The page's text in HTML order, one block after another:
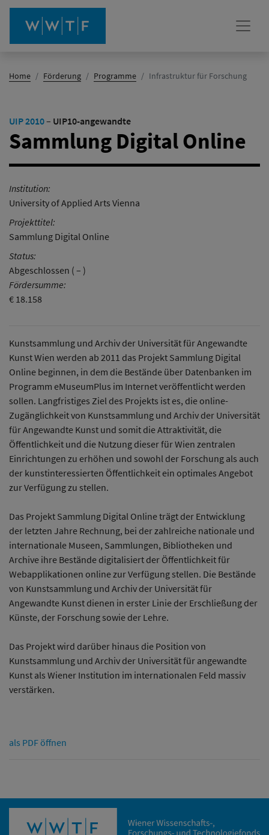
Home Förderung Programme Infrastruktur für Forschung(Aktiv)
UIP 2010– UIP10-angewandte
Sammlung Digital Online
Institution:
University of Applied Arts Vienna
Projekttitel:
Sammlung Digital Online
Status:
Abgeschlossen ( – )
Fördersumme:
€ 18.158
Kunstsammlung und Archiv der Universität für Angewandte
Kunst Wien werden ab 2011 das Projekt Sammlung Digital
Online beginnen, in dem die Bestände über Datenbanken im
Programm eMuseumPlus im Internet veröffentlicht werden
sollen. Langfristiges Ziel des Projekts ist es, die online-
Zugänglichkeit von Kunstsammlung und Archiv der Universität
für Angewandte Kunst und somit die Attraktivität, die
Öffentlichkeit und die Nutzung dieser für Wien zentralen
Einrichtungen zu erhöhen und sowohl der Forschung als auch
der kunstinteressierten Öffentlichkeit ein optimales Angebot
zur Verfügung zu stellen.
Das Projekt Sammlung Digital Online trägt der Entwicklung
der letzten Jahre Rechnung, bei der zahlreiche nationale und
internationale Museen, Sammlungen, Bibliotheken und
Archive ihre Bestände digitalisiert der Öffentlichkeit für
Webapplikationen online zur Verfügung stellen. Die Bestände
von Kunstsammlung und Archiv der Universität für
Angewandte Kunst dienen in erster Linie der Erschließung der
Künste, der Forschung sowie der Lehre.
Das Projekt wird darüber hinaus die Position von
Kunstsammlung und Archiv der Universität für angewandte
Kunst als Wiener Institution im internationalen Feld massiv
verstärken.
als PDF öffnen